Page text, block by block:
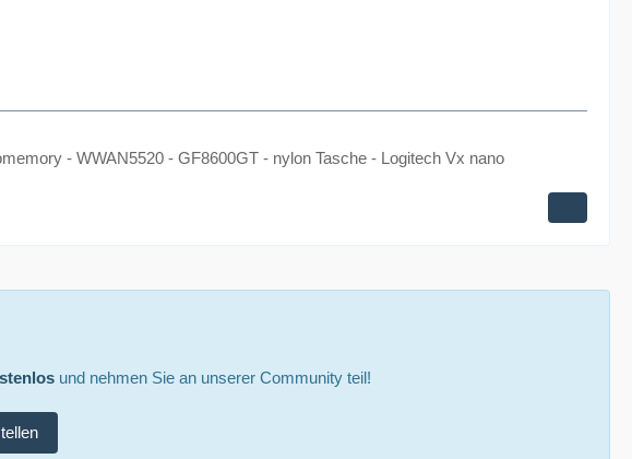
- WWAN5520 - GF8600GT - nylon Tasche - Logitech Vx nano
und nehmen Sie an unserer Community teil!